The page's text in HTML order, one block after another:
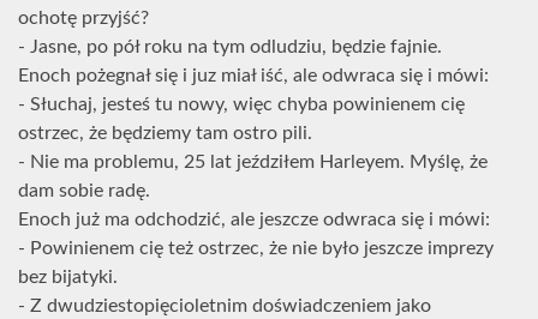
ochotę przyjść?
- Jasne, po pół roku na tym odludziu, będzie fajnie.
Enoch pożegnał się i juz miał iść, ale odwraca się i mówi:
- Słuchaj, jesteś tu nowy, więc chyba powinienem cię
ostrzec, że będziemy tam ostro pili.
- Nie ma problemu, 25 lat jeździłem Harleyem. Myślę, że
dam sobie radę.
Enoch już ma odchodzić, ale jeszcze odwraca się i mówi:
- Powinienem cię też ostrzec, że nie było jeszcze imprezy
bez bijatyki.
- Z dwudziestopięcioletnim doświadczeniem jako